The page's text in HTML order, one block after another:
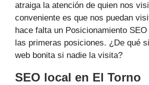
atraiga la atención de quien nos
conveniente es que nos puedan
hace falta un Posicionamiento
las primeras posiciones. ¿De qué
web bonita si nadie la visita?
SEO local en El Torno